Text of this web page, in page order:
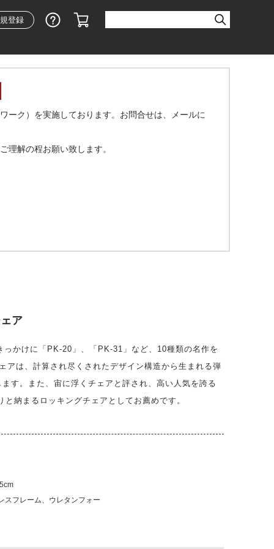
登録 ショッピングガイド
ーク）を実施しております。お問合せは、メールに
理解の程お願い致します。
ア
かけに「PK-20」、「PK-31」など、10種類の名作を
アは、計算され尽くされたデザイン構造から生まれる弾
す。また、宙に浮くチェアと評され、高い人気を誇る
納まるロッキングチェアとしてお薦めです。
スフレーム、ウレタンフォー